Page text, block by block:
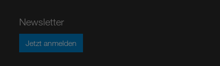
Newsletter
Jetzt anmelden